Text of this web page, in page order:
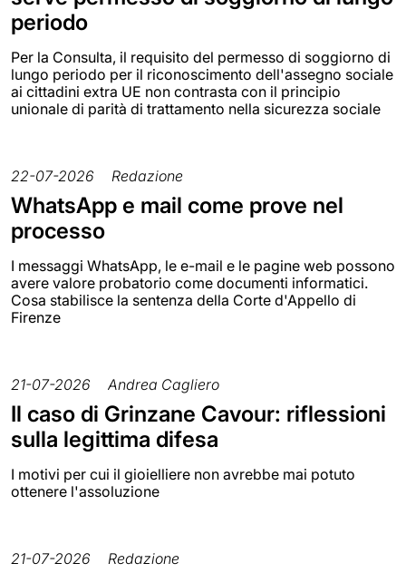
periodo
Per la Consulta, il requisito del permesso di soggiorno di
lungo periodo per il riconoscimento dell'assegno sociale
ai cittadini extra UE non contrasta con il principio
unionale di parità di trattamento nella sicurezza sociale
22-07-2026 Redazione
WhatsApp e mail come prove nel
processo
I messaggi WhatsApp, le e-mail e le pagine web possono
avere valore probatorio come documenti informatici.
Cosa stabilisce la sentenza della Corte d'Appello di
Firenze
21-07-2026 Andrea Cagliero
Il caso di Grinzane Cavour: riflessioni
sulla legittima difesa
I motivi per cui il gioielliere non avrebbe mai potuto
ottenere l'assoluzione
21-07-2026 Redazione